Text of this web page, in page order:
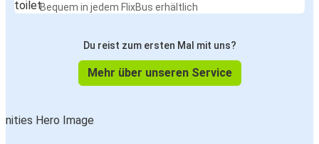
Bequem in jedem FlixBus erhältlich
Du reist zum ersten Mal mit uns?
Mehr über unseren Service